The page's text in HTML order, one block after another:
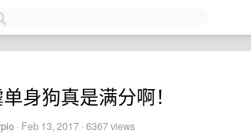
身狗真是满分啊！
· Feb 13, 2017 · 6367 views